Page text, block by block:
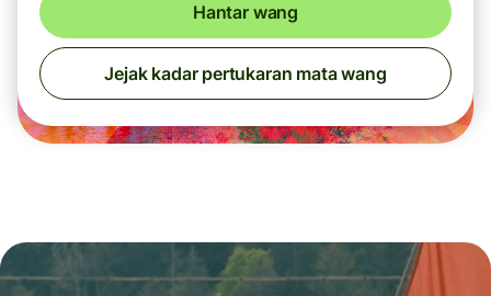
Hantar wang
Jejak kadar pertukaran mata wang